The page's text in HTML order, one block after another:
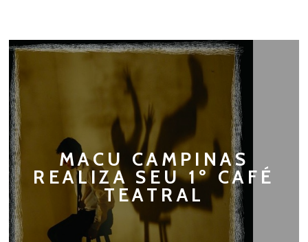
MACU CAMPINAS
REALIZA SEU 1º CAFÉ
TEATRAL